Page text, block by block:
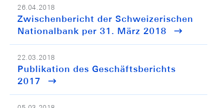
26.04.2018
Zwischenbericht der Schweizerischen
Nationalbank per 31. März 2018
22.03.2018
Publikation des Geschäftsberichts
2017